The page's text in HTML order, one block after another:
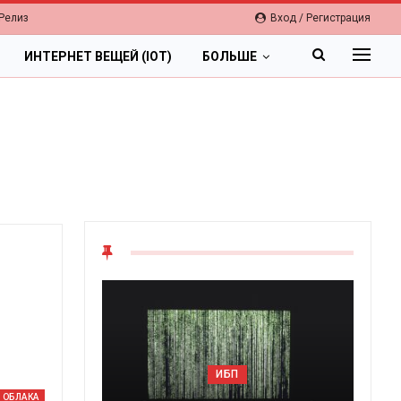
Вход / Регистрация
ИНТЕРНЕТ ВЕЩЕЙ (IOT) БОЛЬШЕ
ОБЛАКА
Цифровая экономика